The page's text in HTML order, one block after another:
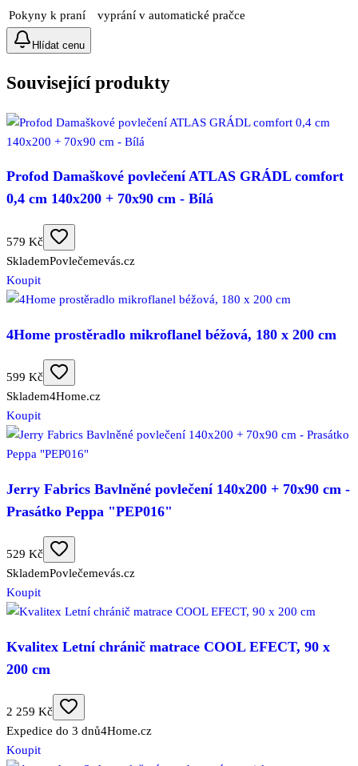
Pokyny k praní
vyprání v automatické pračce
Hlídat cenu
Související produkty
Profod Damaškové povlečení ATLAS GRÁDL comfort
0,4 cm 140x200 + 70x90 cm - Bílá
579 Kč
SklademPovlečemevás.cz
Koupit
4Home prostěradlo mikroflanel béžová, 180 x 200 cm
599 Kč
Skladem4Home.cz
Koupit
Jerry Fabrics Bavlněné povlečení 140x200 + 70x90 cm -
Prasátko Peppa "PEP016"
529 Kč
SklademPovlečemevás.cz
Koupit
Kvalitex Letní chránič matrace COOL EFECT, 90 x
200 cm
2 259 Kč
Expedice do 3 dnů4Home.cz
Koupit